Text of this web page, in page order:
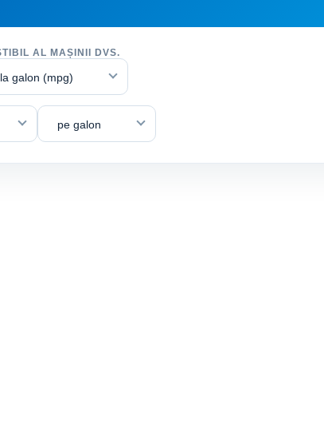
AL MAȘINII DVS.
galon (mpg)
pe galon